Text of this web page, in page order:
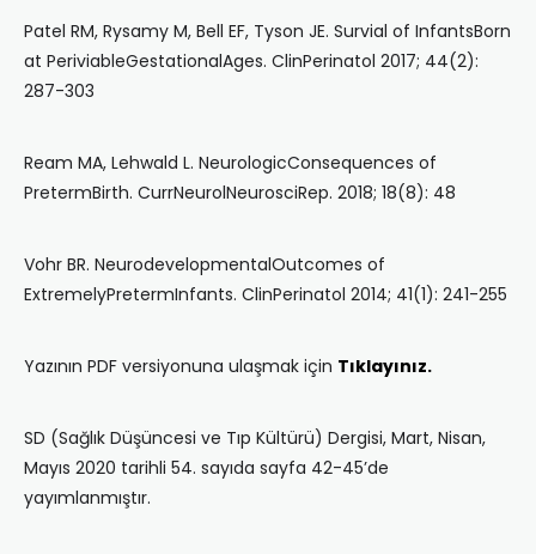
Patel RM, Rysamy M, Bell EF, Tyson JE. Survial of InfantsBorn
at PeriviableGestationalAges. ClinPerinatol 2017; 44(2):
287-303
Ream MA, Lehwald L. NeurologicConsequences of
PretermBirth. CurrNeurolNeurosciRep. 2018; 18(8): 48
Vohr BR. NeurodevelopmentalOutcomes of
ExtremelyPretermInfants. ClinPerinatol 2014; 41(1): 241-255
Yazının PDF versiyonuna ulaşmak için Tıklayınız.
SD (Sağlık Düşüncesi ve Tıp Kültürü) Dergisi, Mart, Nisan,
Mayıs 2020 tarihli 54. sayıda sayfa 42-45’de
yayımlanmıştır.